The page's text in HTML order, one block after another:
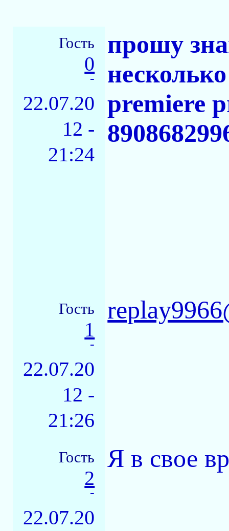
Гость
0
-
22.07.20
12 -
21:24
прошу
premiere
Гость
1
-
22.07.20
12 -
21:26
Гость
2
-
22.07.20
Я в свое